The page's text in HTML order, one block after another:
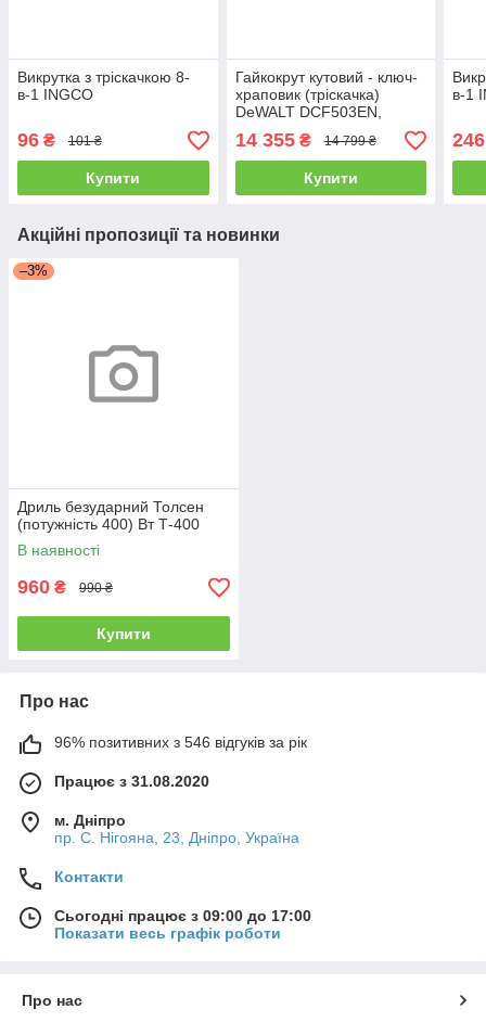
Викрутка з тріскачкою 8-
в-1 INGCO
96 ₴ 101 ₴
Купити
Гайкокрут кутовий - ключ-
храповик (тріскачка)
DeWALT DCF503EN,
безщітковий, XR Li-Ion 12
В, 81 Нм, 0-250 об/хв,
розмір тримача
14 355₴ 14 799 ₴
Купити
в-1
246
Акційні пропозиції та новинки
–3%
Дриль безударний Толсен
(потужність 400) Вт Т-400
В наявності
960 ₴ 990 ₴
Купити
Про нас
96% позитивних з 546 відгуків за рік
Працює з 31.08.2020
м. Дніпро
пр. С. Нігояна, 23, Дніпро, Україна
Контакти
Сьогодні працює з 09:00 до 17:00
Показати весь графік роботи
Про нас